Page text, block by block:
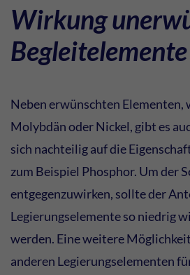
Wirkung
Neben erwünschten Elementen,
Molybdän oder Nickel, gibt es
sich nachteilig auf die
zum Beispiel Phosphor. Um der
entgegenzuwirken, sollte der
Legierungselemente so niedrig
werden. Eine weitere
anderen Legierungselementen